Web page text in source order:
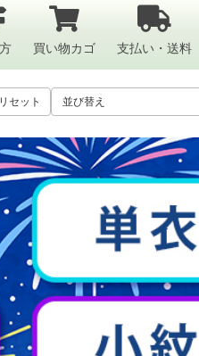
買い物カゴ 支払い・送料
リセット